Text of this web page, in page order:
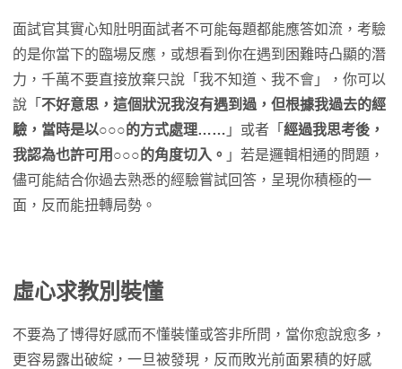
面試官其實心知肚明面試者不可能每題都能應答如流，考驗
的是你當下的臨場反應，或想看到你在遇到困難時凸顯的潛
力，千萬不要直接放棄只說「我不知道、我不會」，你可以
說「 不好意思，這個狀況我沒有遇到過，但根據我過去的經
驗，當時是以○○○的方式處理…… 」或者「 經過我思考後，
我認為也許可用○○○的角度切入。 」若是邏輯相通的問題，
儘可能結合你過去熟悉的經驗嘗試回答，呈現你積極的一
面，反而能扭轉局勢。
虛心求教別裝懂
不要為了博得好感而不懂裝懂或答非所問，當你愈說愈多，
更容易露出破綻，一旦被發現，反而敗光前面累積的好感